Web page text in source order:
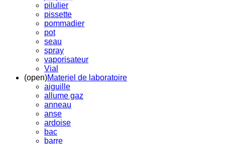
pilulier
pissette
pommadier
pot
seau
spray
vaporisateur
Vial
(open)Materiel de laboratoire
aiguille
allume gaz
anneau
anse
ardoise
bac
barre